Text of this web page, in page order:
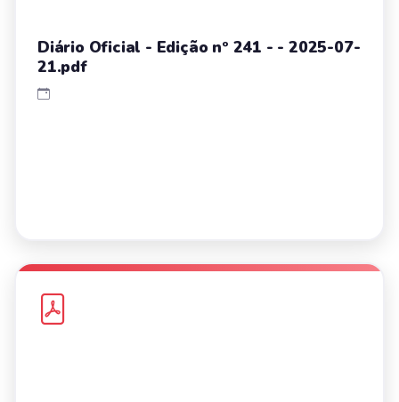
Diário Oficial - Edição nº 241 - - 2025-07-
21.pdf